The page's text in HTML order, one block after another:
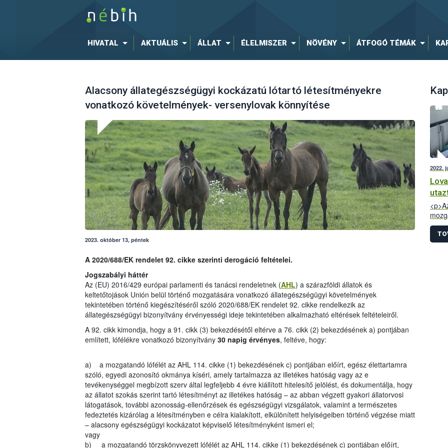
HIVATAL AKTUÁLIS ÁLLAT ÉLELMISZER NÖVÉNY ÁTFOGÓ TÉMÁK
Alacsony állategészségügyi kockázatú lótartó létesítményekre
vonatkozó követelmények- versenylovak könnyítése
2023. október 13, péntek
A 2020/688/EK rendelet 92. cikke szerinti derogáció feltételei.
Jogszabályi háttér
Az (EU) 2016/429 európai parlamenti és tanácsi rendeletnek (AHL) a szárazföldi állatok és
keltetőtojások Unión belül történő mozgatására vonatkozó állategészségügyi követelmények
tekintetében történő kiegészítéséről szóló 2020/688/EK rendelet 92. cikke rendelkezik az
állategészségügyi bizonyítvány érvényességi ideje tekintetében alkalmazható eltérések feltételeiről.
A 92. cikk kimondja, hogy a 91. cikk (3) bekezdésétől eltérve a 76. cikk (2) bekezdésének a) pontjában
említett, lófélékre vonatkozó bizonyítvány 30 napig érvényes, feltéve, hogy:
a) a mozgatandó lófélét az AHL 114. cikke (1) bekezdésének c) pontjában előírt, egész élettartamra
szóló, egyedi azonosító okmánya kíséri, amely tartalmazza az illetékes hatóság vagy az e
tevékenységgel megbízott szerv által legfeljebb 4 évre kiállított hitelesítő jelölést, és dokumentálja, hogy
az állatot szokás szerint tartó létesítményt az illetékes hatóság – az abban végzett gyakori állatorvosi
látogatások, további azonosság-ellenőrzések és egészségügyi vizsgálatok, valamint a természetes
fedeztetés kizárólag a létesítményben e célra kialakított, elkülönített helyiségeiben történő végzése miatt
– alacsony egészségügyi kockázatot képviselő létesítményként ismeri el;
vagy
b) a mozgatandó törzskönyvezett lófélét az AHL 114. cikke (1) bekezdésének c) pontjában előírt,
2022.